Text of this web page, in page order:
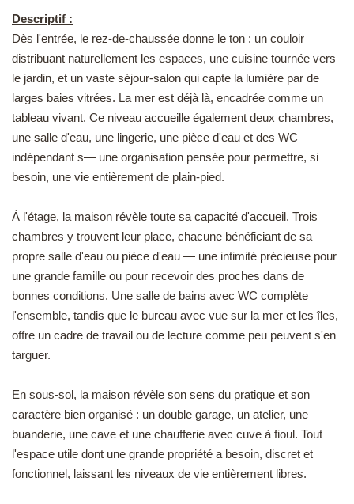
Descriptif :
Dès l'entrée, le rez-de-chaussée donne le ton : un couloir
distribuant naturellement les espaces, une cuisine tournée vers
le jardin, et un vaste séjour-salon qui capte la lumière par de
larges baies vitrées. La mer est déjà là, encadrée comme un
tableau vivant. Ce niveau accueille également deux chambres,
une salle d'eau, une lingerie, une pièce d'eau et des WC
indépendant s— une organisation pensée pour permettre, si
besoin, une vie entièrement de plain-pied.
À l'étage, la maison révèle toute sa capacité d'accueil. Trois
chambres y trouvent leur place, chacune bénéficiant de sa
propre salle d'eau ou pièce d'eau — une intimité précieuse pour
une grande famille ou pour recevoir des proches dans de
bonnes conditions. Une salle de bains avec WC complète
l'ensemble, tandis que le bureau avec vue sur la mer et les îles,
offre un cadre de travail ou de lecture comme peu peuvent s'en
targuer.
En sous-sol, la maison révèle son sens du pratique et son
caractère bien organisé : un double garage, un atelier, une
buanderie, une cave et une chaufferie avec cuve à fioul. Tout
l'espace utile dont une grande propriété a besoin, discret et
fonctionnel, laissant les niveaux de vie entièrement libres.